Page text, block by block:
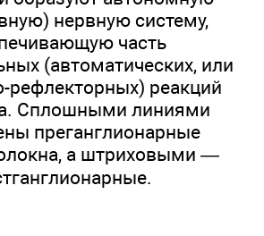
нервную систему,
часть
(автоматических, или
рефлекторных) реакций
Сплошными линиями
преганглионарные
а штриховыми —